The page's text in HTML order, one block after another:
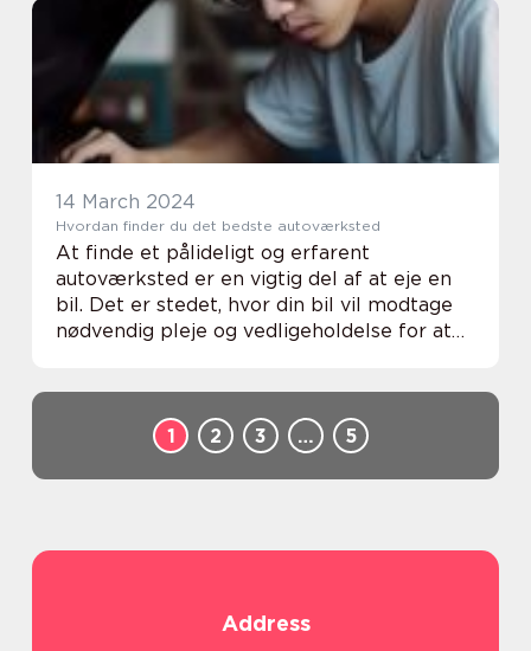
at flere ønsker at reducere deres CO2-
fodaftryk, spil...
14 March 2024
Hvordan finder du det bedste autoværksted
At finde et pålideligt og erfarent
autoværksted er en vigtig del af at eje en
bil. Det er stedet, hvor din bil vil modtage
nødvendig pleje og vedligeholdelse for at
1 2 3 … 5
Address